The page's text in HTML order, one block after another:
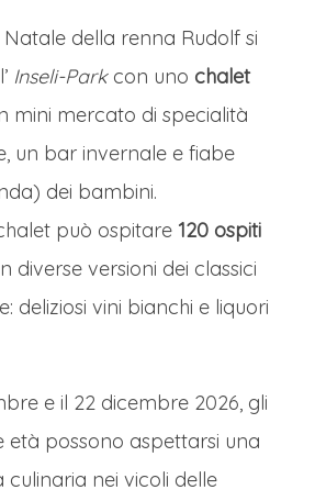
fa da sfondo a questo
il Grande Albero,
luce e gioia, domina la Place
unisce tradizione e
dove l'atmosfera
e calda riscalda il cuore
il freddo. Non è solo un
un'esperienza che
del Natale, rendendo
se possibile, ancora più
della renna Rudolf si
Inseli-Parkcon uno chalet
mini mercato di specialità
un bar invernale e fiabe
dei bambini.
può ospitare 120 ospiti
diverse versioni dei classici
deliziosi vini bianchi e liquori
e il 22 dicembre 2026, gli
età possono aspettarsi una
nei vicoli delle